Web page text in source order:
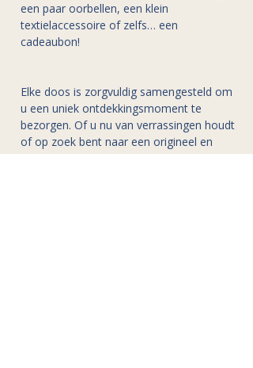
een paar oorbellen, een klein
textielaccessoire of zelfs… een
cadeaubon!
Elke doos is zorgvuldig samengesteld om
u een uniek ontdekkingsmoment te
bezorgen. Of u nu van verrassingen houdt
of op zoek bent naar een origineel en
betaalbaar cadeau-idee, deze doos zal u